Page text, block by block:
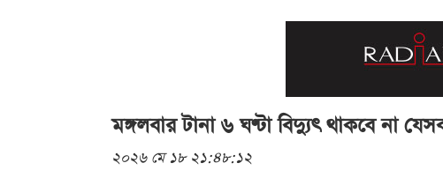
মঙ্গলবার টানা ৬ ঘণ্টা বিদ্যুৎ থাকবে না
২০২৬ মে ১৮ ২১:৪৮:১২